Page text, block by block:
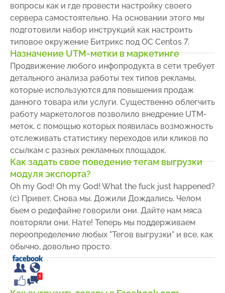
вопросы как и где провести настройку своего
сервера самостоятельно. На основании этого мы
подготовили набор инструкций как настроить
типовое окружение Битрикс под ОС Centos 7.
Назначение UTM-метки в маркетинге
Продвижение любого инфопродукта в сети требует
детального анализа работы тех типов рекламы,
которые используются для повышения продаж
данного товара или услуги. Существенно облегчить
работу маркетологов позволило внедрение UTM-
меток, с помощью которых появилась возможность
отслеживать статистику переходов или кликов по
ссылкам с разных рекламных площадок.
Как задать свое поведение тегам выгрузки
модуля экспорта?
Oh my God! Oh my God! What the fuck just happened?
(c) Привет. Снова мы. Дожили Дождались. Челом
бьем о редефайне говорили они. Дайте нам мяса
повторяли они. Нате! Теперь мы поддерживаем
переопределение любых "Тегов выгрузки" и все, как
обычно, довольно просто.